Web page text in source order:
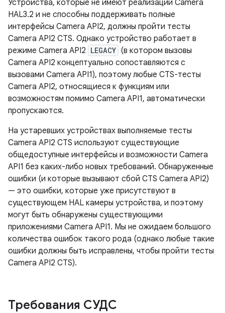
Устройства, которые не имеют реализации Camera
HAL3.2 и не способны поддерживать полные
интерфейсы Camera API2, должны пройти тесты
Camera API2 CTS. Однако устройство работает в
режиме Camera API2 LEGACY (в котором вызовы
Camera API2 концептуально сопоставляются с
вызовами Camera API1), поэтому любые CTS-тесты
Camera API2, относящиеся к функциям или
возможностям помимо Camera API1, автоматически
пропускаются.
На устаревших устройствах выполняемые тесты
Camera API2 CTS используют существующие
общедоступные интерфейсы и возможности Camera
API1 без каких-либо новых требований. Обнаруженные
ошибки (и которые вызывают сбой CTS Camera API2)
— это ошибки, которые уже присутствуют в
существующем HAL камеры устройства, и поэтому
могут быть обнаружены существующими
приложениями Camera API1. Мы не ожидаем большого
количества ошибок такого рода (однако любые такие
ошибки должны быть исправлены, чтобы пройти тесты
Camera API2 CTS).
Требования СУДС